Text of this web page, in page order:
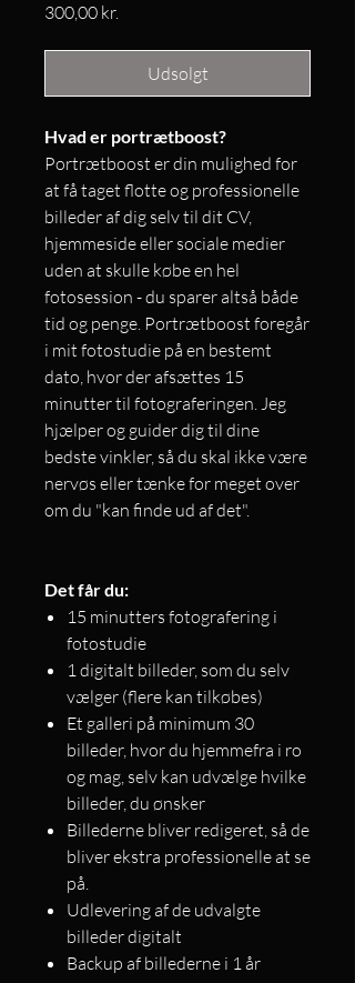
300,00 kr.
Udsolgt
Hvad er portrætboost?
Portrætboost er din mulighed for
at få taget flotte og professionelle
billeder af dig selv til dit CV,
hjemmeside eller sociale medier
uden at skulle købe en hel
fotosession - du sparer altså både
tid og penge. Portrætboost foregår
i mit fotostudie på en bestemt
dato, hvor der afsættes 15
minutter til fotograferingen. Jeg
hjælper og guider dig til dine
bedste vinkler, så du skal ikke være
nervøs eller tænke for meget over
om du "kan finde ud af det".
Det får du:
15 minutters fotografering i
fotostudie
1 digitalt billeder, som du selv
vælger (flere kan tilkøbes)
Et galleri på minimum 30
billeder, hvor du hjemmefra i ro
og mag, selv kan udvælge hvilke
billeder, du ønsker
Billederne bliver redigeret, så de
bliver ekstra professionelle at se
på.
Udlevering af de udvalgte
billeder digitalt
Backup af billederne i 1 år